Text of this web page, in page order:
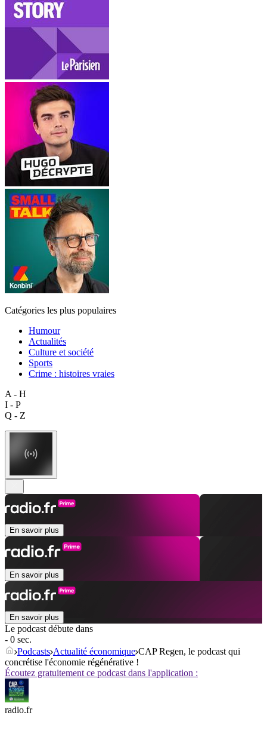
Catégories les plus populaires
Humour
Actualités
Culture et société
Sports
Crime : histoires vraies
A - H
I - P
Q - Z
En savoir plus
En savoir plus
En savoir plus
Le podcast débute dans
- 0 sec.
Podcasts Actualité économique CAP Regen, le podcast qui
concrétise l'économie régénérative !
Écoutez gratuitement ce podcast dans l'application :
radio.fr